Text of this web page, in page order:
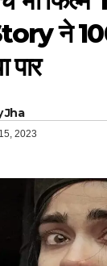
ने
Jha
2023